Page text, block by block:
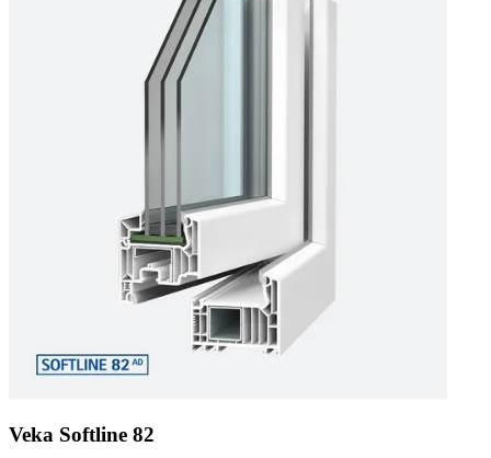
Veka Softline 82